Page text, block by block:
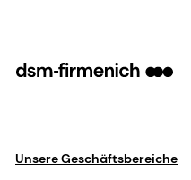
Unsere Geschäftsbereiche